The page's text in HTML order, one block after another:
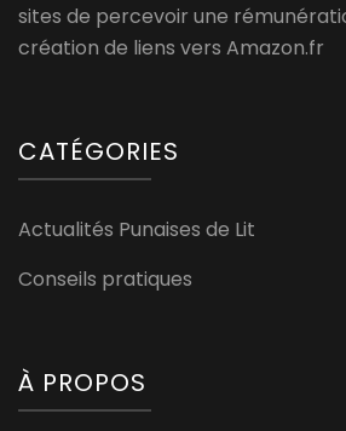
sites de percevoir une
création de liens vers Amazon.fr
CATÉGORIES
Actualités Punaises de Lit
Conseils pratiques
À PROPOS